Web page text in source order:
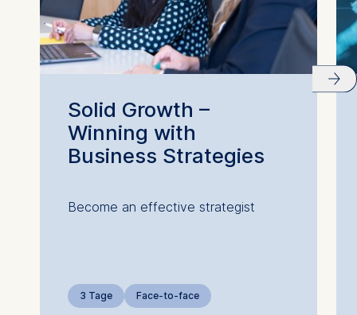
Solid Growth –
Winning with
Business Strategies
Become an effective strategist
3 Tage Face-to-face